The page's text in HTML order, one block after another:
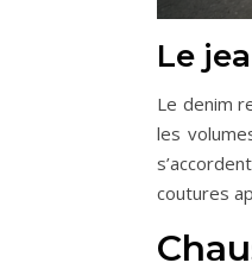
Le
Le denim
les
coutures